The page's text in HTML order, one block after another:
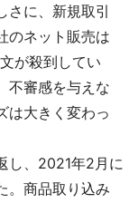
さに、新規取引
のネット販売は
が殺到してい
不審感を与えな
は大きく変わっ
し、2021年2月に
。商品取り込み